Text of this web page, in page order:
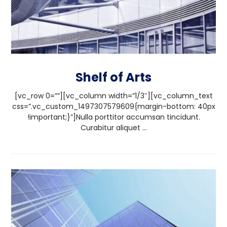
Shelf of Arts
[vc_row 0=””][vc_column width=”1/3″][vc_column_text
css=”.vc_custom_1497307579609{margin-bottom: 40px
!important;}”]Nulla porttitor accumsan tincidunt.
Curabitur aliquet ...